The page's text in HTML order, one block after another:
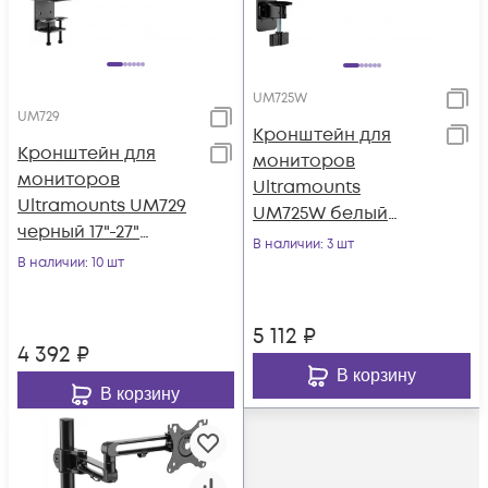
UM729
Кронштейн для
мониторов
Ultramounts UM729
черный 17"-27"
макс.7кг крепление
В наличии: 10 шт
4 392 ₽
В корзину
UM725W
Кронштейн для
мониторов
Ultramounts
UM725W белый
17"-32" макс.9кг
В наличии: 3 шт
5 112 ₽
В корзину